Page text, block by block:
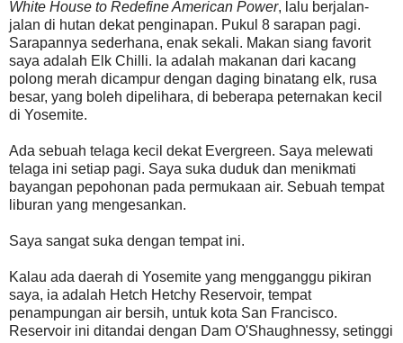
White House to Redefine American Power, lalu berjalan-
jalan di hutan dekat penginapan. Pukul 8 sarapan pagi.
Sarapannya sederhana, enak sekali. Makan siang favorit
saya adalah Elk Chilli. Ia adalah makanan dari kacang
polong merah dicampur dengan daging binatang elk, rusa
besar, yang boleh dipelihara, di beberapa peternakan kecil
di Yosemite.
Ada sebuah telaga kecil dekat Evergreen. Saya melewati
telaga ini setiap pagi. Saya suka duduk dan menikmati
bayangan pepohonan pada permukaan air. Sebuah tempat
liburan yang mengesankan.
Saya sangat suka dengan tempat ini.
Kalau ada daerah di Yosemite yang mengganggu pikiran
saya, ia adalah Hetch Hetchy Reservoir, tempat
penampungan air bersih, untuk kota San Francisco.
Reservoir ini ditandai dengan Dam O'Shaughnessy, setinggi